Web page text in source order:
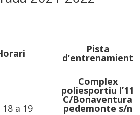
Pista
d’entrenamient
18 a 19
Complex
poliesportiu l’11
C/Bonaventura
pedemonte s/n